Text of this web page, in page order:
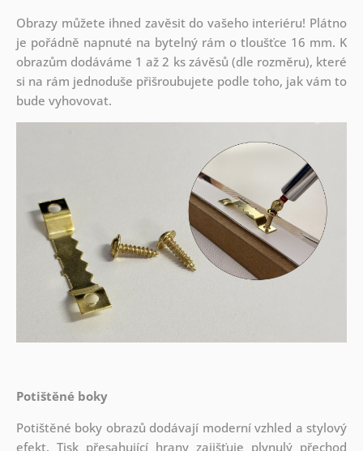
Obrazy můžete ihned zavěsit do vašeho interiéru! Plátno
je pořádně napnuté na bytelný rám o tloušťce 16 mm. K
obrazům dodáváme 1 až 2 ks závěsů (dle rozměru), které
si na rám jednoduše přišroubujete podle toho, jak vám to
bude vyhovovat.
Potištěné boky
Potištěné boky obrazů dodávají moderní vzhled a stylový
efekt. Tisk přesahující hrany zajišťuje plynulý přechod